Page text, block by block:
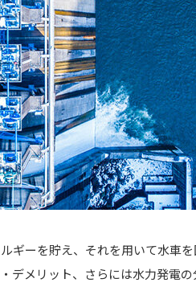
ギーを貯え、それを用いて水車
デメリット、さらには水力発電